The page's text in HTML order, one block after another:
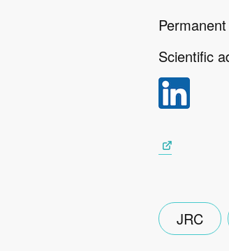
Scientific
Image
JRC